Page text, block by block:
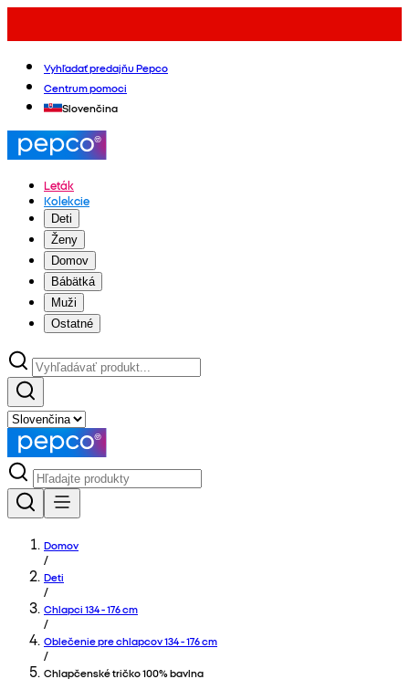
Vyhľadať predajňu Pepco
Centrum pomoci
Slovenčina
Leták
Kolekcie
Deti
Ženy
Domov
Bábätká
Muži
Ostatné
Domov
/
Deti
/
Chlapci 134 - 176 cm
/
Oblečenie pre chlapcov 134 - 176 cm
/
Chlapčenské tričko 100% bavlna